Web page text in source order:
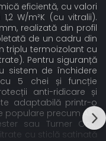
eficientă, cu valori
W/m²K (cu vitralii).
realizată din profil
de un cadru din
triplu termoizolant cu
Pentru siguranță
sistem de închidere
5 chei și funcție
anti-ridicare și
adaptabilă printr-o
populare precum Alb,
sau Turner Oak.
cu sticlă satinată